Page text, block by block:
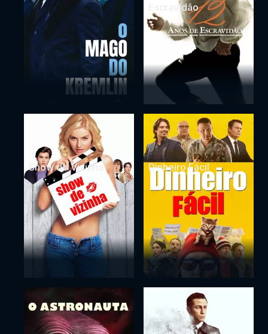
Escravidão
Show de Vizinha Dinheiro Fácil